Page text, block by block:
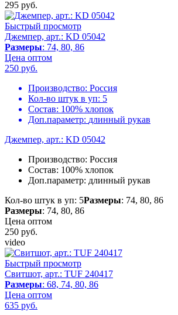
295 руб.
Быстрый просмотр
Джемпер, арт.: KD 05042
Размеры: 74, 80, 86
Цена оптом
250 руб.
Производство: Россия
Кол-во штук в уп: 5
Состав: 100% хлопок
Доп.параметр: длинный рукав
Джемпер, арт.: KD 05042
Производство: Россия
Состав: 100% хлопок
Доп.параметр: длинный рукав
Кол-во штук в уп: 5Размеры: 74, 80, 86
Размеры: 74, 80, 86
Цена оптом
250 руб.
video
Быстрый просмотр
Свитшот, арт.: TUF 240417
Размеры: 68, 74, 80, 86
Цена оптом
635 руб.